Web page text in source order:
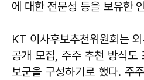
에 대한 전문성 등을 보유한
KT 이사후보추천위원회는
공개 모집, 주주 추천 방식도
보군을 구성하기로 했다. 주